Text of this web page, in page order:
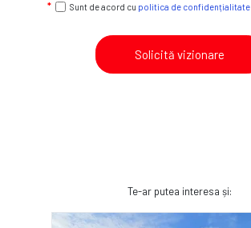
Sunt de acord cu politica de confidențialitate
Solicită vizionare
Te-ar putea interesa și: